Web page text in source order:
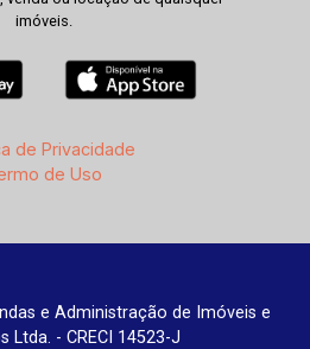
imóveis.
de Privacidade
de Uso
e Administração de Imóveis e
Ltda. - CRECI 14523-J